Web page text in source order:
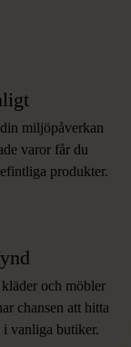
miljöpåverkan
varor får du
produkter.
och möbler
chansen att hitta
vanliga butiker.
denna